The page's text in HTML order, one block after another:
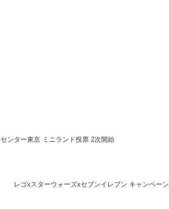
ンター東京 ミニランド投票 2次開始
レゴxスターウォーズxセブンイレブン キャンペーン